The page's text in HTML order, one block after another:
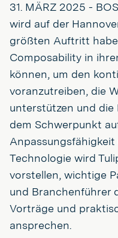
31. MÄRZ 2025 -
wird auf der
größten Auftritt
Composability in
können, um den
voranzutreiben, die
unterstützen und die
dem Schwerpunkt
Technologie wird
vorstellen, wichtige
und Branchenführer
Vorträge und
ansprechen.